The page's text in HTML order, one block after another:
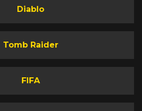
Diablo
Tomb Raider
FIFA